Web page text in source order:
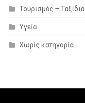
Τουρισμός – Ταξίδια
Υγεία
Χωρίς κατηγορία